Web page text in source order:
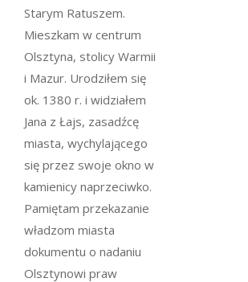
Starym Ratuszem.
Mieszkam w centrum
Olsztyna, stolicy Warmii
i Mazur. Urodziłem się
ok. 1380 r. i widziałem
Jana z Łajs, zasadźcę
miasta, wychylającego
się przez swoje okno w
kamienicy naprzeciwko.
Pamiętam przekazanie
władzom miasta
dokumentu o nadaniu
Olsztynowi praw